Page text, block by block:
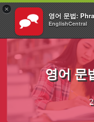
×
영어 문법:
EnglishCentral
Skip
content
영어 문